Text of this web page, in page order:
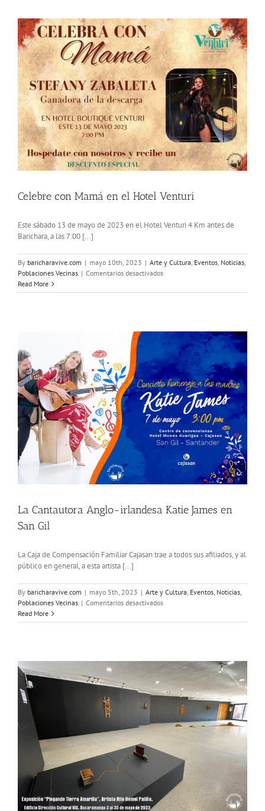
Celebre con Mamá en el Hotel Venturi
Este sábado 13 de mayo de 2023 en el Hotel Venturi 4 Km antes de
Barichara, a las 7:00 [...]
By baricharavive.com | mayo 10th, 2023 | Arte y Cultura, Eventos, Noticias,
Poblaciones Vecinas | Comentarios desactivadosen
con
Hotel
Venturi
Read More
La Cantautora Anglo-irlandesa Katie James en
San Gil
La Caja de Compensación Familiar Cajasan trae a todos sus afiliados, y al
público en general, a esta artista [...]
By baricharavive.com | mayo 5th, 2023 | Arte y Cultura Eventos Noticias
Poblaciones Vecinas | Comentarios desactivadosen
Cantautora
James
en
San
Gil
Read More